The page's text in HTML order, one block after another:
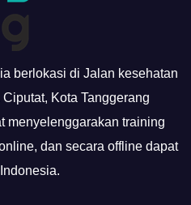
berlokasi di Jalan kesehatan
Ciputat, Kota Tanggerang
menyelenggarakan training
dan secara offline dapat